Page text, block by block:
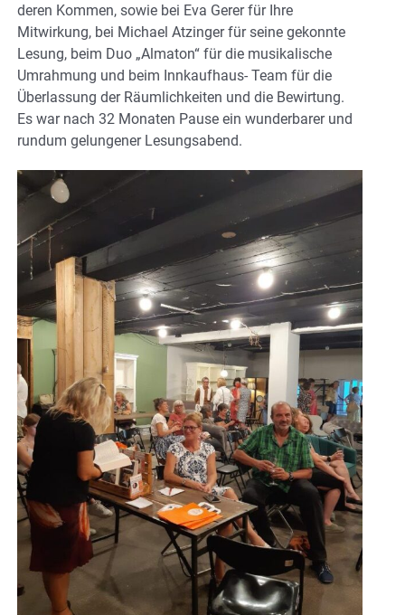
deren Kommen, sowie bei Eva Gerer für Ihre
Mitwirkung, bei Michael Atzinger für seine gekonnte
Lesung, beim Duo „Almaton“ für die musikalische
Umrahmung und beim Innkaufhaus- Team für die
Überlassung der Räumlichkeiten und die Bewirtung.
Es war nach 32 Monaten Pause ein wunderbarer und
rundum gelungener Lesungsabend.